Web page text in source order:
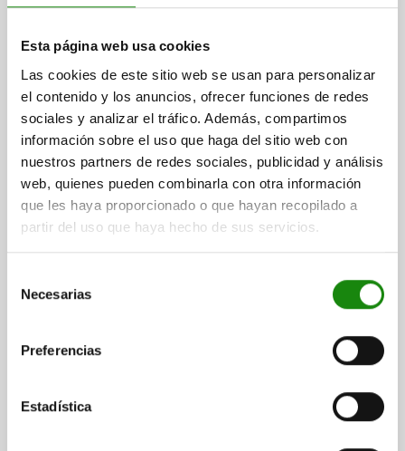
Esta página web usa cookies
Las cookies de este sitio web se usan para personalizar
el contenido y los anuncios, ofrecer funciones de redes
sociales y analizar el tráfico. Además, compartimos
información sobre el uso que haga del sitio web con
nuestros partners de redes sociales, publicidad y análisis
web, quienes pueden combinarla con otra información
que les haya proporcionado o que hayan recopilado a
partir del uso que haya hecho de sus servicios.
Necesarias
Preferencias
Estadística
ARANDELA DISTANCIADORA ACERO INOXIDABLE A2
ALTURA=3 D1=18 D=34 D2=3,5 D3=28
Referencia: 05592-15-34181
$199.00
más IVA.
DETALLES
Otros clientes también